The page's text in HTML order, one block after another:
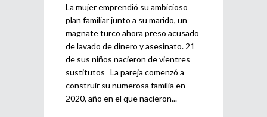
La mujer emprendió su ambicioso
plan familiar junto a su marido, un
magnate turco ahora preso acusado
de lavado de dinero y asesinato. 21
de sus niños nacieron de vientres
sustitutos La pareja comenzó a
construir su numerosa familia en
2020, año en el que nacieron